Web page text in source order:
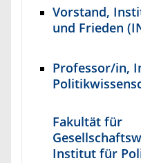
Vorstand,
und Frieden
Professor/in,
Fakultät für
Institut für